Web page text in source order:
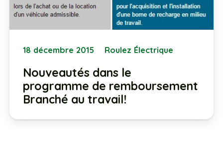
18 décembre 2015 Roulez Électrique
Nouveautés dans le
programme de remboursement
Branché au travail!